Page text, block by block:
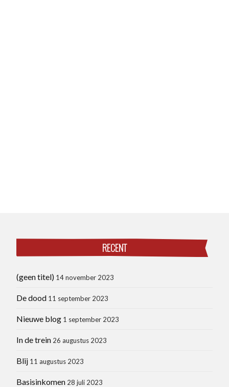
RECENT
(geen titel) 14 november 2023
De dood 11 september 2023
Nieuwe blog 1 september 2023
In de trein 26 augustus 2023
Blij 11 augustus 2023
Basisinkomen 28 juli 2023